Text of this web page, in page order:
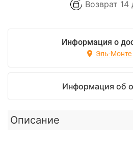
Возврат 14
Информация о
Эль-Монте
Информация об
Описание